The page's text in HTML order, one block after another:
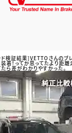
検証結果]VETTOさんのブ
着！ってか思ってたより距
たら差がわかりやすかった。